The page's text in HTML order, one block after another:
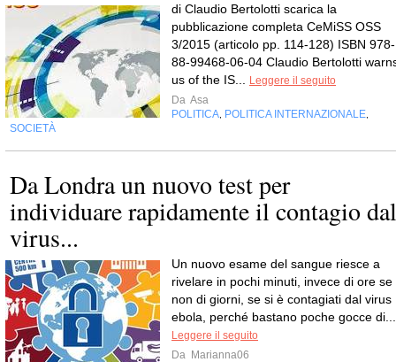
di Claudio Bertolotti scarica la
pubblicazione completa CeMiSS OSS
3/2015 (articolo pp. 114-128) ISBN 978-
88-99468-06-04 Claudio Bertolotti
us of the IS...
Leggere il seguito
Da Asa
POLITICA POLITICA INTERNAZIONALE
SOCIETÀ
Da Londra un nuovo test per
individuare rapidamente il contagio dal
virus...
Un nuovo esame del sangue riesce a
rivelare in pochi minuti, invece di ore se
non di giorni, se si è contagiati dal virus
ebola, perché bastano poche gocce di...
Leggere il seguito
Da Marianna06